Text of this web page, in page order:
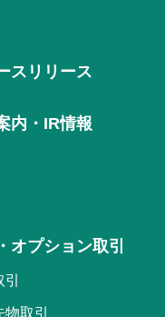
スリリース
内・IR情報
オプション取引
取引